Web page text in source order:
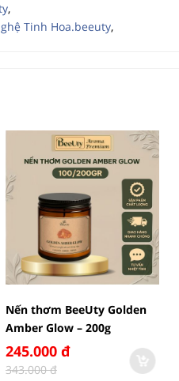
,
Tinh Hoa.beeuty,
Nến thơm BeeUty Golden
Amber Glow – 200g
245.000 đ
343.000 đ